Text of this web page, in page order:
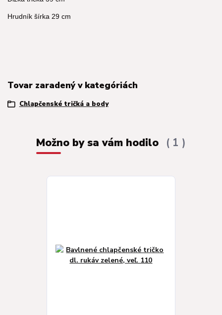
Hrudník šírka 29 cm
Tovar zaradený v kategóriách
Chlapčenské tričká a body
Možno by sa vám hodilo 1